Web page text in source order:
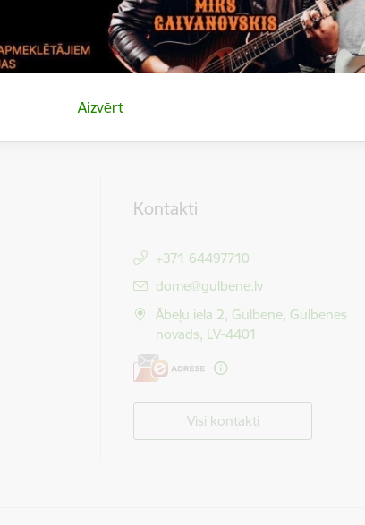
Aizvērt
Kontakti
+371 64497710
E-pasts:
dome@gulbene.lv
Ābeļu iela 2, Gulbene, Gulbenes
novads, LV-4401
Visi kontakti